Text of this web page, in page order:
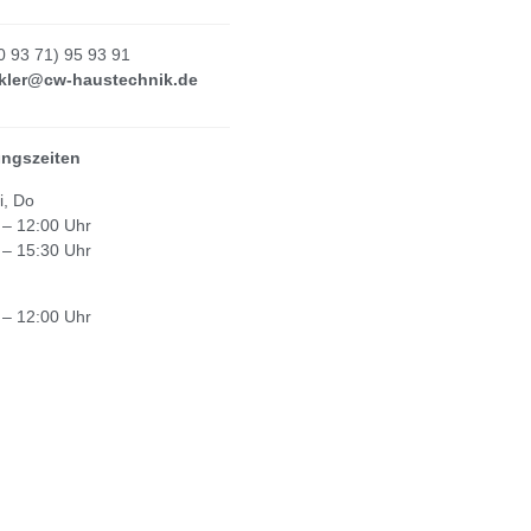
auf unseren
Wir empfehlen
93 71) 95 93 91
haustechnik.de
Do
12:00 Uhr
15:30 Uhr
12:00 Uhr